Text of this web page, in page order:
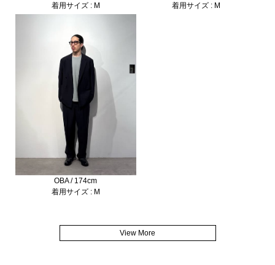
着用サイズ : M
着用サイズ : M
OBA / 174cm
着用サイズ : M
View More